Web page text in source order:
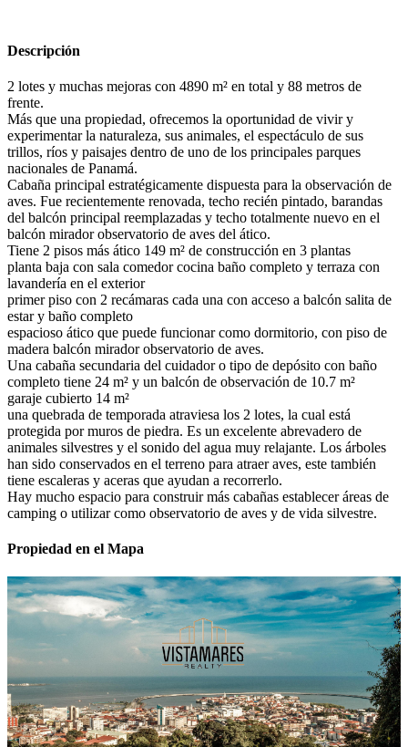
Descripción
2 lotes y muchas mejoras con 4890 m² en total y 88 metros de
frente.
Más que una propiedad, ofrecemos la oportunidad de vivir y
experimentar la naturaleza, sus animales, el espectáculo de sus
trillos, ríos y paisajes dentro de uno de los principales parques
nacionales de Panamá.
Cabaña principal estratégicamente dispuesta para la observación de
aves. Fue recientemente renovada, techo recién pintado, barandas
del balcón principal reemplazadas y techo totalmente nuevo en el
balcón mirador observatorio de aves del ático.
Tiene 2 pisos más ático 149 m² de construcción en 3 plantas
planta baja con sala comedor cocina baño completo y terraza con
lavandería en el exterior
primer piso con 2 recámaras cada una con acceso a balcón salita de
estar y baño completo
espacioso ático que puede funcionar como dormitorio, con piso de
madera balcón mirador observatorio de aves.
Una cabaña secundaria del cuidador o tipo de depósito con baño
completo tiene 24 m² y un balcón de observación de 10.7 m²
garaje cubierto 14 m²
una quebrada de temporada atraviesa los 2 lotes, la cual está
protegida por muros de piedra. Es un excelente abrevadero de
animales silvestres y el sonido del agua muy relajante. Los árboles
han sido conservados en el terreno para atraer aves, este también
tiene escaleras y aceras que ayudan a recorrerlo.
Hay mucho espacio para construir más cabañas establecer áreas de
camping o utilizar como observatorio de aves y de vida silvestre.
Propiedad en el Mapa